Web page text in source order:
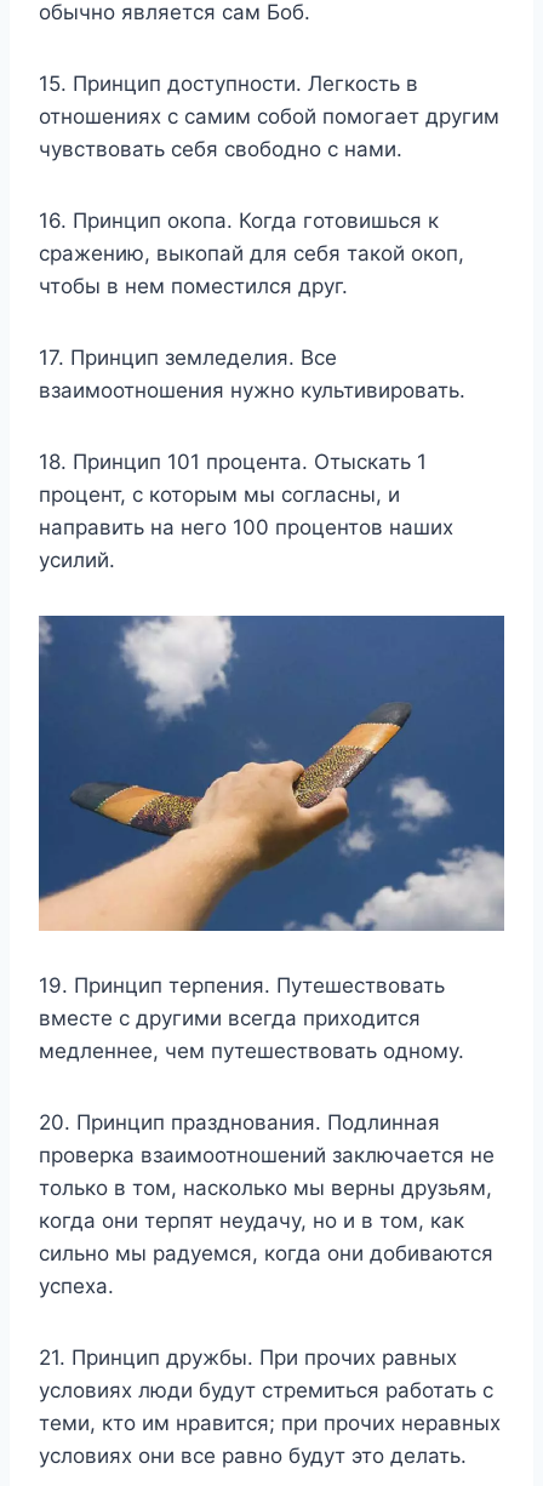
обычно является сам Боб.
15. Принцип доступности. Легкость в
отношениях с самим собой помогает другим
чувствовать себя свободно с нами.
16. Принцип окопа. Когда готовишься к
сражению, выкопай для себя такой окоп,
чтобы в нем поместился друг.
17. Принцип земледелия. Все
взаимоотношения нужно культивировать.
18. Принцип 101 процента. Отыскать 1
процент, с которым мы согласны, и
направить на него 100 процентов наших
усилий.
19. Принцип терпения. Путешествовать
вместе с другими всегда приходится
медленнее, чем путешествовать одному.
20. Принцип празднования. Подлинная
проверка взаимоотношений заключается не
только в том, насколько мы верны друзьям,
когда они терпят неудачу, но и в том, как
сильно мы радуемся, когда они добиваются
успеха.
21. Принцип дружбы. При прочих равных
условиях люди будут стремиться работать с
теми, кто им нравится; при прочих неравных
условиях они все равно будут это делать.